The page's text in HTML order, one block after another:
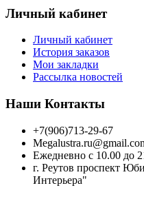
Личный кабинет
Личный кабинет
История заказов
Мои закладки
Рассылка новостей
Наши Контакты
+7(906)713-29-67
Ежедневно с 10.00 до
г. Реутов проспект
Интерьера"